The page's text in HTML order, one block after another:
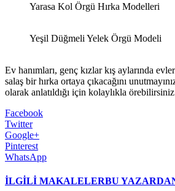
Yarasa Kol Örgü Hırka Modelleri
Yeşil Düğmeli Yelek Örgü Modeli
Ev hanımları, genç kızlar kış aylarında
salaş bir hırka ortaya çıkacağını
olarak anlatıldığı için kolaylıkla
Facebook
Twitter
Google+
Pinterest
WhatsApp
İLGİLİ MAKALELERBU